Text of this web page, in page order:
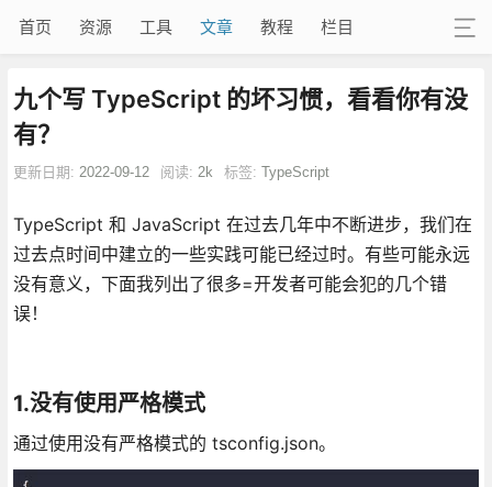
首页 资源 工具 文章 教程 栏目
九个写 TypeScript 的坏习惯，看看你有没
有？
更新日期: 2022-09-12 阅读: 2k 标签: TypeScript
TypeScript 和 JavaScript 在过去几年中不断进步，我们在
过去点时间中建立的一些实践可能已经过时。有些可能永远
没有意义，下面我列出了很多=开发者可能会犯的几个错
误！
1.没有使用严格模式
通过使用没有严格模式的 tsconfig.json。